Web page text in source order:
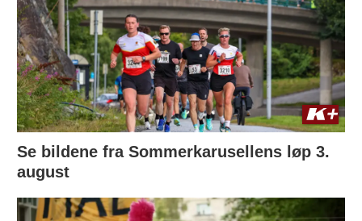
Se bildene fra Sommerkarusellens løp 3.
august